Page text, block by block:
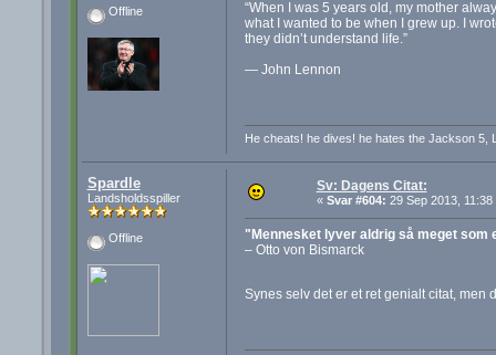
Offline
“When I was 5 years old, my mother
what I wanted to be when I grew up. I
they didn’t understand life.”
― John Lennon
He cheats! he dives! he hates the Jackson 5,
Spardle
Landsholdsspiller
Offline
Sv: Dagens Citat:
« Svar #604: 29 Sep 2013, 11:38
"Mennesket lyver aldrig så meget som
– Otto von Bismarck
Synes selv det er et ret genialt citat,